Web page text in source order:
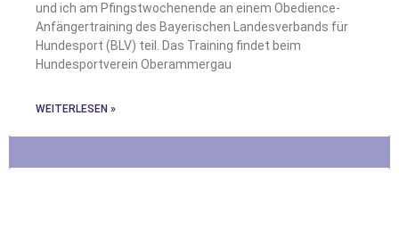
und ich am Pfingstwochenende an einem Obedience-
Anfängertraining des Bayerischen Landesverbands für
Hundesport (BLV) teil. Das Training findet beim
Hundesportverein Oberammergau
WEITERLESEN »